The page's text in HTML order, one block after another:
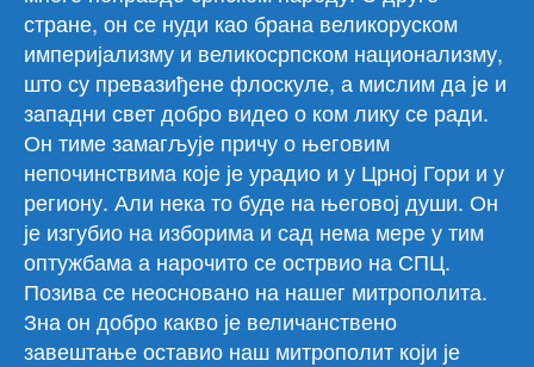
стране, он се нуди као брана великоруском
империјализму и великосрпском национализму,
што су превазиђене флоскуле, а мислим да је и
западни свет добро видео о ком лику се ради.
Он тиме замагљује причу о његовим
непочинствима које је урадио и у Црној Гори и у
региону. Али нека то буде на његовој души. Он
је изгубио на изборима и сад нема мере у тим
оптужбама а нарочито се острвио на СПЦ.
Позива се неосновано на нашег митрополита.
Зна он добро какво је величанствено
завештање оставио наш митрополит који је